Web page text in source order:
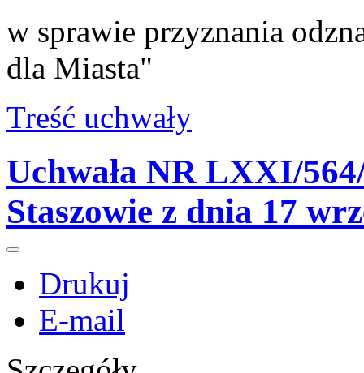
w sprawie przyznania
dla Miasta"
Treść uchwały
Uchwała NR LXXI/
Staszowie z dnia 17
Drukuj
E-mail